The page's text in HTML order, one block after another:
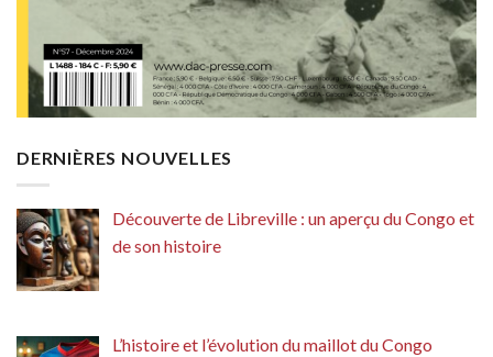
DERNIÈRES NOUVELLES
Découverte de Libreville : un aperçu du Congo et
de son histoire
L’histoire et l’évolution du maillot du Congo